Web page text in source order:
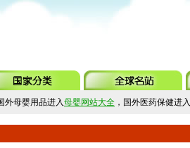
外母婴用品进入母婴网站大全 ，国外医药保健进入